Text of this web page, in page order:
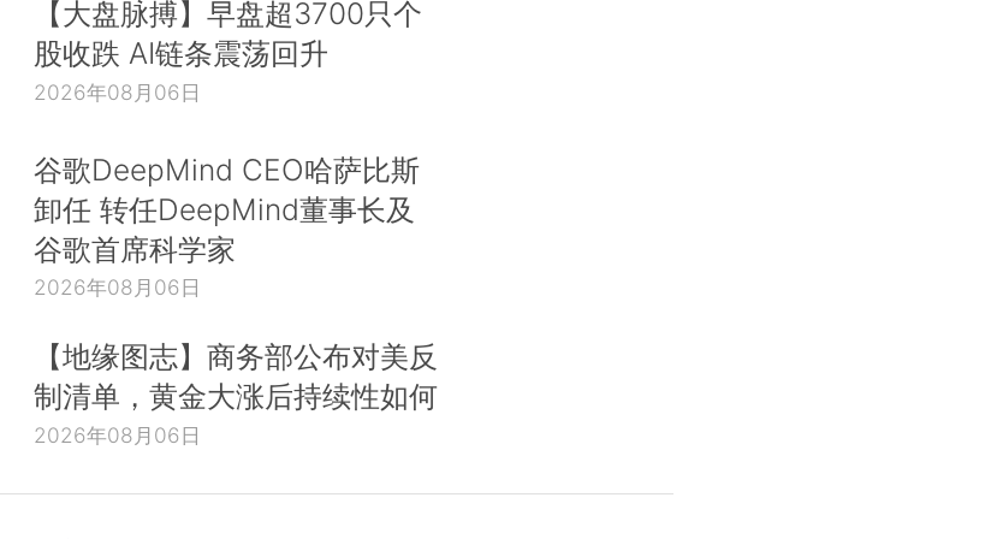
【大盘脉搏】早盘超3700只个
股收跌 AI链条震荡回升
2026年08月06日
谷歌DeepMind CEO哈萨比斯
卸任 转任DeepMind董事长及
谷歌首席科学家
2026年08月06日
【地缘图志】商务部公布对美反
制清单，黄金大涨后持续性如何
2026年08月06日